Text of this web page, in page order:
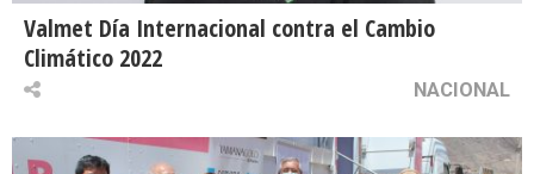
Valmet Día Internacional contra el Cambio
Climático 2022
NACIONAL